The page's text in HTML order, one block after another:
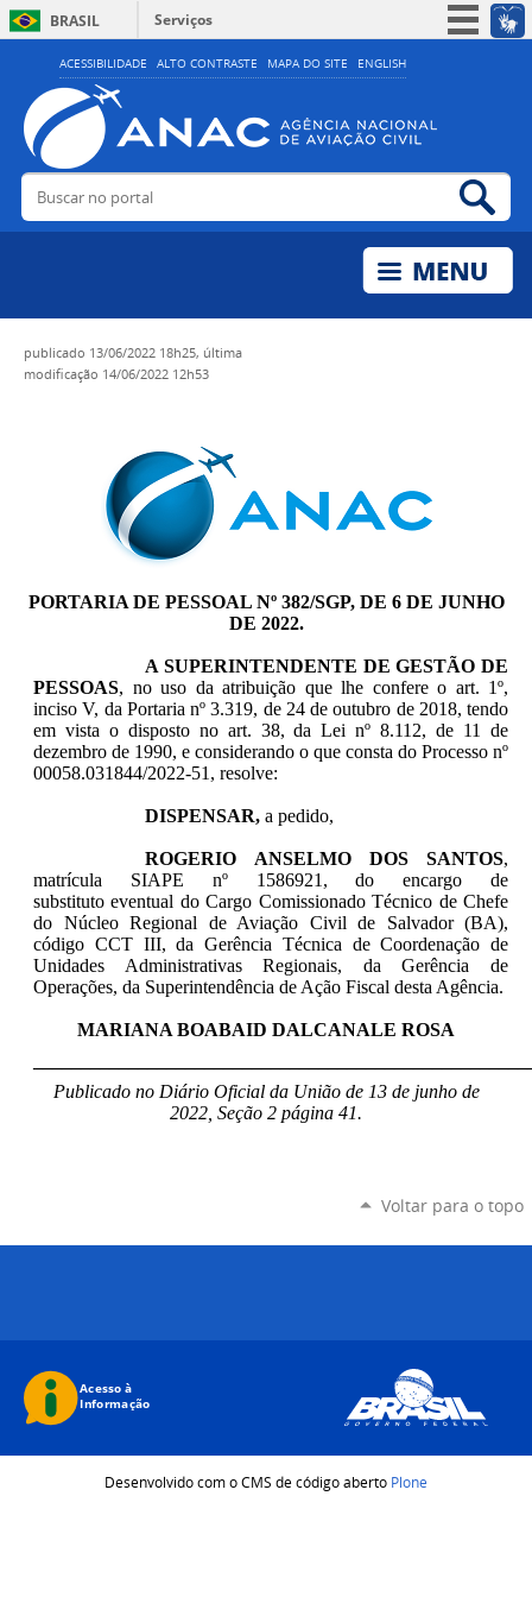
ACESSIBILIDADE ALTO CONTRASTE MAPA DO SITE ENGLISH
BRASIL
Serviços
Simplifique!
Acesso à informação
Legislação
Buscar no portal
publicado 13/06/2022 18h25, última
modificação 14/06/2022 12h53
PORTARIA DE PESSOAL Nº 382/SGP, DE 6 DE JUNHO
DE 2022.
A SUPERINTENDENTE DE GESTÃO DE
PESSOAS, no uso da atribuição que lhe confere o art. 1º,
inciso V, da Portaria nº 3.319, de 24 de outubro de 2018, tendo
em vista o disposto no art. 38, da Lei nº 8.112, de 11 de
dezembro de 1990, e considerando o que consta do Processo nº
00058.031844/2022-51, resolve:
DISPENSAR,a pedido,
ROGERIO ANSELMO DOS SANTOS,
matrícula SIAPE nº 1586921, do encargo de
substituto eventual do Cargo Comissionado Técnico de Chefe
do Núcleo Regional de Aviação Civil de Salvador (BA),
código CCT III, da Gerência Técnica de Coordenação de
Unidades Administrativas Regionais, da Gerência de
Operações, da Superintendência de Ação Fiscal desta Agência.
MARIANA BOABAID DALCANALE ROSA
Publicado no Diário Oficial da União de 13 de junho de
2022, Seção 2 página 41.
Voltar para o topo
Desenvolvido com o CMS de código aberto Plone